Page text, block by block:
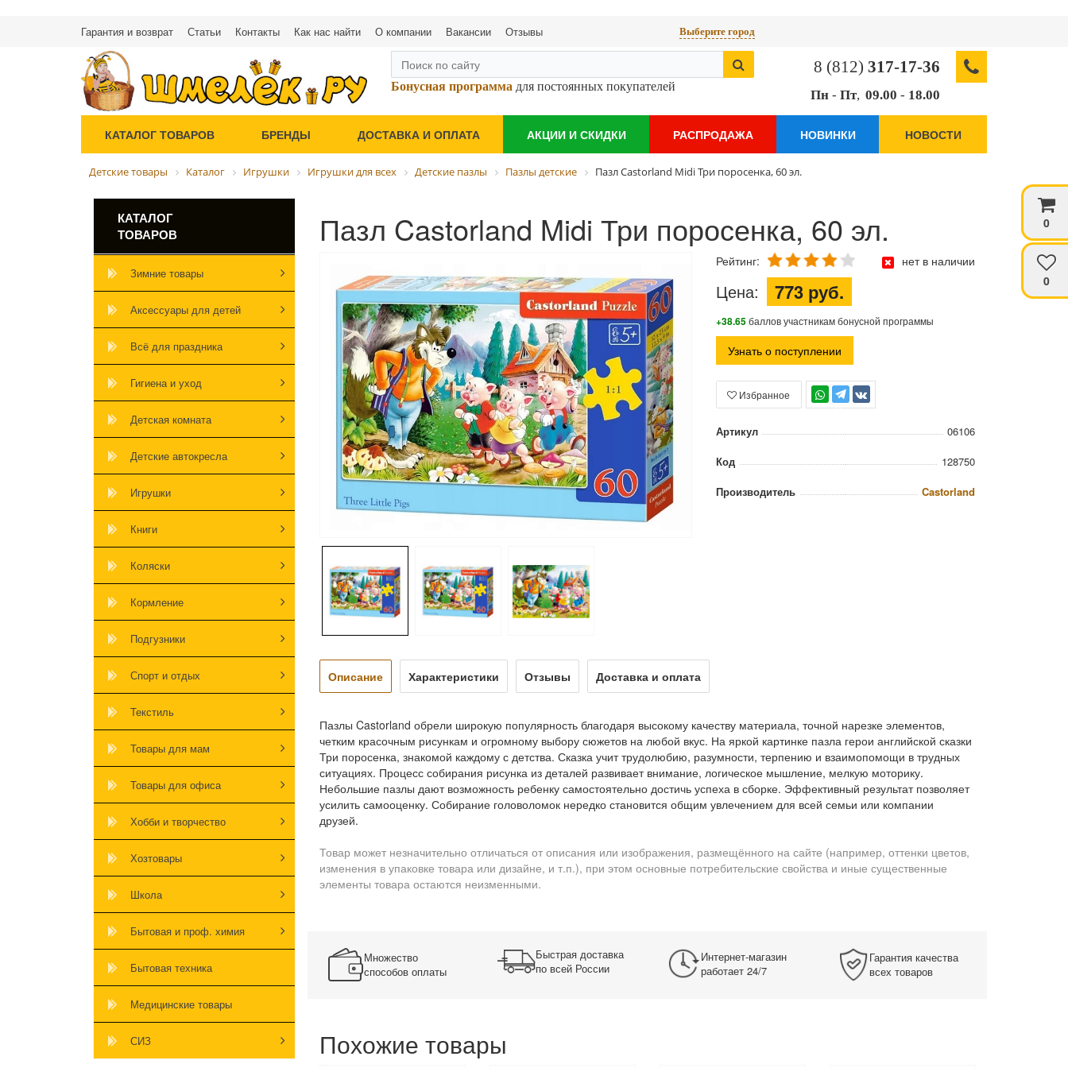
Гарантия и возврат Статьи Контакты Как нас найти О компании Вакансии Отзывы
0
0
Выберите город
Бонусная программа для постоянных покупателей
8 (812) 317-17-36
Пн - Пт, 09.00 - 18.00
КАТАЛОГ ТОВАРОВ БРЕНДЫ ДОСТАВКА И ОПЛАТА АКЦИИ И СКИДКИ РАСПРОДАЖА НОВИНКИ НОВОСТИ
Детские товары Каталог Игрушки Игрушки для всех Детские пазлы Пазлы детские Пазл Castorland Midi Три поросенка, 60 эл.
КАТАЛОГ
ТОВАРОВ
Зимние товары
Аксессуары для детей
Всё для праздника
Гигиена и уход
Детская комната
Детские автокресла
Игрушки
Книги
Коляски
Кормление
Подгузники
Спорт и отдых
Текстиль
Товары для мам
Товары для офиса
Хобби и творчество
Хозтовары
Школа
Бытовая и проф. химия
Бытовая техника
Медицинские товары
СИЗ
Пазл Castorland Midi Три поросенка, 60 эл.
Рейтинг: нет в наличии
Цена: 773 руб.
+38.65баллов участникам бонусной программы
Узнать о поступлении
TG
Избранное
Артикул
06106
Код
128750
Производитель
Castorland
Описание Характеристики Отзывы Доставка и оплата
Пазлы Castorland обрели широкую популярность благодаря высокому качеству материала, точной нарезке элементов,
четким красочным рисункам и огромному выбору сюжетов на любой вкус. На яркой картинке пазла герои английской сказки
Три поросенка, знакомой каждому с детства. Сказка учит трудолюбию, разумности, терпению и взаимопомощи в трудных
ситуациях. Процесс собирания рисунка из деталей развивает внимание, логическое мышление, мелкую моторику.
Небольшие пазлы дают возможность ребенку самостоятельно достичь успеха в сборке. Эффективный результат позволяет
усилить самооценку. Собирание головоломок нередко становится общим увлечением для всей семьи или компании
друзей.
Товар может незначительно отличаться от описания или изображения, размещённого на сайте (например, оттенки цветов,
изменения в упаковке товара или дизайне, и т.п.), при этом основные потребительские свойства и иные существенные
элементы товара остаются неизменными.
Множество
способов оплаты
Быстрая доставка
по всей России
Интернет-магазин
работает 24/7
Гарантия качества
всех товаров
Похожие товары